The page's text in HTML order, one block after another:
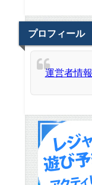
プロフィール
運営者情報